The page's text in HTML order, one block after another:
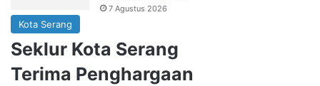
7 Agustus 2026